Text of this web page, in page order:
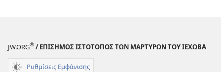
JW.ORG® / ΕΠΙΣΗΜΟΣ ΙΣΤΟΤΟΠΟΣ ΤΩΝ ΜΑΡΤΥΡΩΝ ΤΟΥ ΙΕΧΩΒΑ
Ρυθμίσεις Εμφάνισης